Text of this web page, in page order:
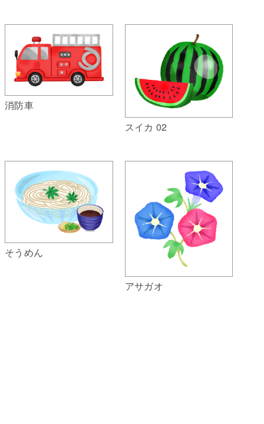
消防車
スイカ 02
そうめん
アサガオ